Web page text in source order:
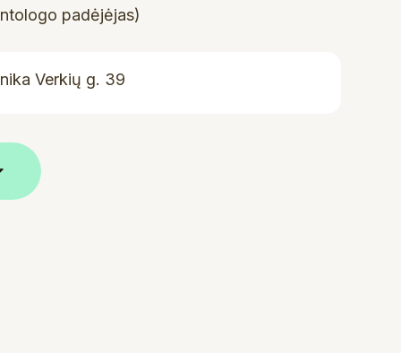
padėjėjas)
Verkių g. 39